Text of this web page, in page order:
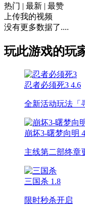
热门 | 最新 | 最赞
上传我的视频
没有更多数据了....
玩此游戏的玩
忍者必须死3 4.6
全新活动玩法「
崩坏3-曙梦向明
主线第二部终章
三国杀 1.8
限时秒杀开启